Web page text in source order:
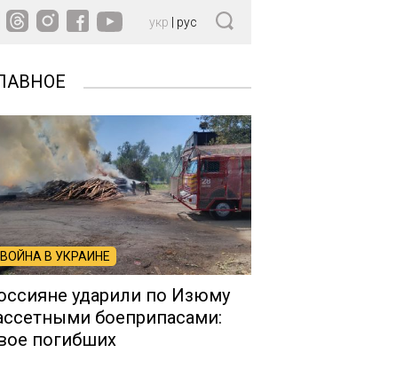
укр рус
ВОЙНА В УКРАИНЕ
ударили по Изюму
боеприпасами:
погибших